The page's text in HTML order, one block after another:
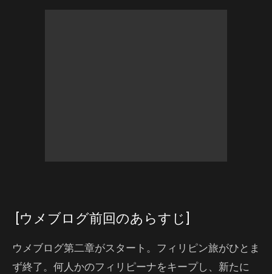
[ウメブログ前回のあらすじ]
ウメブログ第二章がスタート。フィリピン旅がひとま
ず終了。何人かのフィリピーナをキープし、新たに